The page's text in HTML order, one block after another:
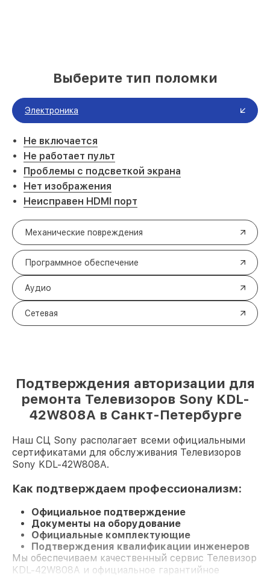
Выберите тип поломки
Электроника
Не включается
Не работает пульт
Проблемы с подсветкой экрана
Нет изображения
Неисправен HDMI порт
Механические повреждения
Программное обеспечение
Аудио
Сетевая
Подтверждения авторизации для
ремонта Телевизоров Sony KDL-
42W808A в Санкт-Петербурге
Наш СЦ Sony располагает всеми официальными
сертификатами для обслуживания Телевизоров
Sony KDL-42W808A.
Как подтверждаем профессионализм:
Официальное подтверждение
Документы на оборудование
Официальные комплектующие
Подтверждения квалификации инженеров
Мы обеспечиваем качественный сервис Телевизор
KDL-42W808A и официальное гарантийное